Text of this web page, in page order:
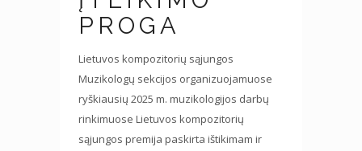
PROGA
Lietuvos kompozitorių sąjungos
Muzikologų sekcijos organizuojamuose
ryškiausių 2025 m. muzikologijos darbų
rinkimuose Lietuvos kompozitorių
sąjungos premija paskirta ištikimam ir